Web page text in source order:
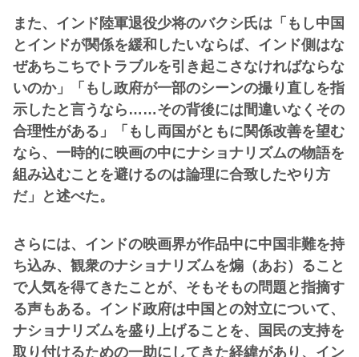
また、インド陸軍退役少将のバクシ氏は「もし中国
とインドが関係を緩和したいならば、インド側はな
ぜあちこちでトラブルを引き起こさなければならな
いのか」「もし政府が一部のシーンの撮り直しを指
示したと言うなら……その背後には間違いなくその
合理性がある」「もし両国がともに関係改善を望む
なら、一時的に映画の中にナショナリズムの物語を
組み込むことを避けるのは論理に合致したやり方
だ」と述べた。
さらには、インドの映画界が作品中に中国非難を持
ち込み、観衆のナショナリズムを煽（あお）ること
で人気を得てきたことが、そもそもの問題と指摘す
る声もある。インド政府は中国との対立について、
ナショナリズムを盛り上げることを、国民の支持を
取り付けるための一助にしてきた経緯があり、イン